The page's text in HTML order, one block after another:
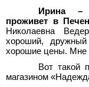
Ирина –
проживет в
Николаевна
хороший,
хорошие цены. Мне
Вот такой
магазином